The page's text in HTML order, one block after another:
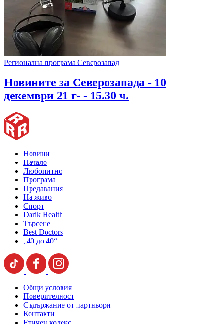
Регионална програма Северозапад
Новините за Северозапада - 10
декември 21 г- - 15.30 ч.
Новини
Начало
Любопитно
Програма
Предавания
На живо
Спорт
Darik Health
Търсене
Best Doctors
„40 до 40“
Общи условия
Поверителност
Съдържание от партньори
Контакти